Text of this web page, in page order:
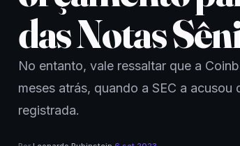
das Notas
No entanto, vale ressaltar que a
meses atrás, quando a SEC a
registrada.